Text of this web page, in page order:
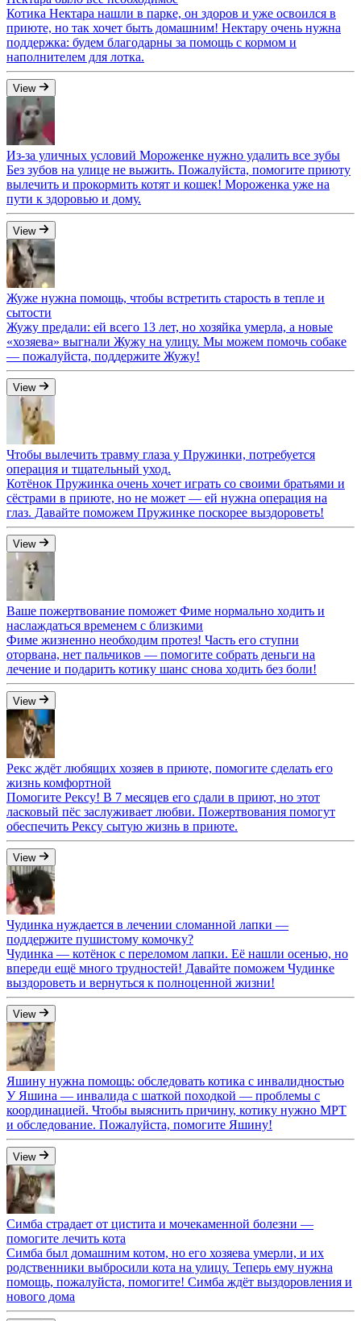
Котика Нектара нашли в парке, он здоров и уже освоился в
приюте, но так хочет быть домашним! Нектару очень нужна
поддержка: будем благодарны за помощь с кормом и
наполнителем для лотка.
View
Из-за уличных условий Мороженке нужно удалить все зубы
Без зубов на улице не выжить. Пожалуйста, помогите приюту
вылечить и прокормить котят и кошек! Мороженка уже на
пути к здоровью и дому.
View
Жуже нужна помощь, чтобы встретить старость в тепле и
сытости
Жужу предали: ей всего 13 лет, но хозяйка умерла, а новые
«хозяева» выгнали Жужу на улицу. Мы можем помочь собаке
— пожалуйста, поддержите Жужу!
View
Чтобы вылечить травму глаза у Пружинки, потребуется
операция и тщательный уход.
Котёнок Пружинка очень хочет играть со своими братьями и
сёстрами в приюте, но не может — ей нужна операция на
глаз. Давайте поможем Пружинке поскорее выздороветь!
View
Ваше пожертвование поможет Фиме нормально ходить и
наслаждаться временем с близкими
Фиме жизненно необходим протез! Часть его ступни
оторвана, нет пальчиков — помогите собрать деньги на
лечение и подарить котику шанс снова ходить без боли!
View
Рекс ждёт любящих хозяев в приюте, помогите сделать его
жизнь комфортной
Помогите Рексу! В 7 месяцев его сдали в приют, но этот
ласковый пёс заслуживает любви. Пожертвования помогут
обеспечить Рексу сытую жизнь в приюте.
View
Чудинка нуждается в лечении сломанной лапки —
поддержите пушистому комочку?
Чудинка — котёнок с переломом лапки. Её нашли осенью, но
впереди ещё много трудностей! Давайте поможем Чудинке
выздороветь и вернуться к полноценной жизни!
View
Яшину нужна помощь: обследовать котика с инвалидностью
У Яшина — инвалида с шаткой походкой — проблемы с
координацией. Чтобы выяснить причину, котику нужно МРТ
и обследование. Пожалуйста, помогите Яшину!
View
Симба страдает от цистита и мочекаменной болезни —
помогите лечить кота
Симба был домашним котом, но его хозяева умерли, и их
родственники выбросили кота на улицу. Теперь ему нужна
помощь, пожалуйста, помогите! Симба ждёт выздоровления и
нового дома